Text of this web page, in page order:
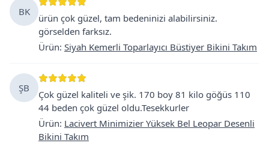
BK
ürün çok güzel, tam bedeninizi alabilirsiniz.
görselden farksız.
Ürün: Siyah Kemerli Toparlayıcı Büstiyer Bikini Takım
ŞB
Çok güzel kaliteli ve şik. 170 boy 81 kilo göğüs 110
44 beden çok güzel oldu.Tesekkurler
Ürün: Lacivert Minimizier Yüksek Bel Leopar Desenli
Bikini Takım